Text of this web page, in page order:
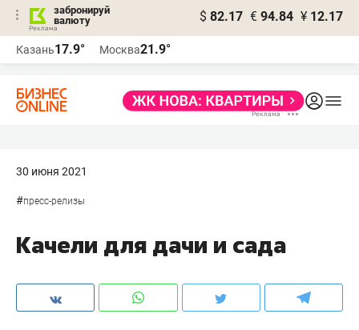
забронируй
валюту
$ 82.17 € 94.84 ¥ 12.17
Казань17.9° Москва21.9°
30 июня 2021
#пресс-релизы
Качели для дачи и сада